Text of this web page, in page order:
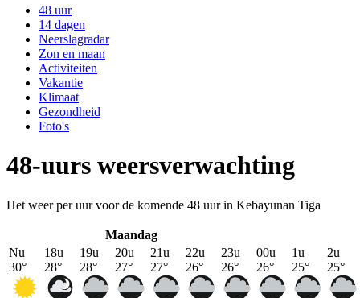
48 uur
14 dagen
Neerslagradar
Zon en maan
Activiteiten
Vakantie
Klimaat
Gezondheid
Foto's
48-uurs weersverwachting
Het weer per uur voor de komende 48 uur in Kebayunan Tiga
Maandag
Nu
30°
18u
28°
19u
28°
20u
27°
21u
27°
22u
26°
23u
26°
00u
26°
1u
25°
2u
25°